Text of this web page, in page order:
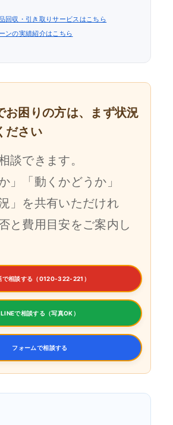
回収・引き取りサービスはこちら
ンの実績紹介はこちら
お困りの方は、まず状況
ださい
談できます。
」「動くかどうか」
」を共有いただけれ
と費用目安をご案内し
で相談する（0120-322-221）
LINEで相談する（写真OK）
フォームで相談する